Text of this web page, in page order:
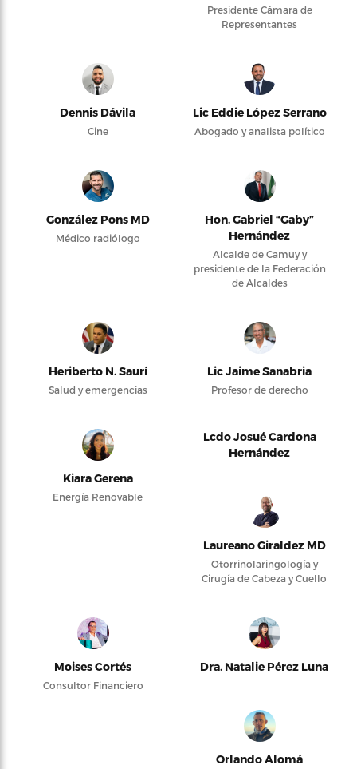
Presidente Cámara de
Representantes
Dennis Dávila
Cine
Lic Eddie López Serrano
Abogado y analista político
González Pons MD
Médico radiólogo
Hon. Gabriel “Gaby”
Hernández
Alcalde de Camuy y
presidente de la Federación
de Alcaldes
Heriberto N. Saurí
Salud y emergencias
Lic Jaime Sanabria
Profesor de derecho
Kiara Gerena
Energía Renovable
Lcdo Josué Cardona
Hernández
Laureano Giraldez MD
Otorrinolaringología y
Cirugía de Cabeza y Cuello
Moises Cortés
Consultor Financiero
Dra. Natalie Pérez Luna
Orlando Alomá